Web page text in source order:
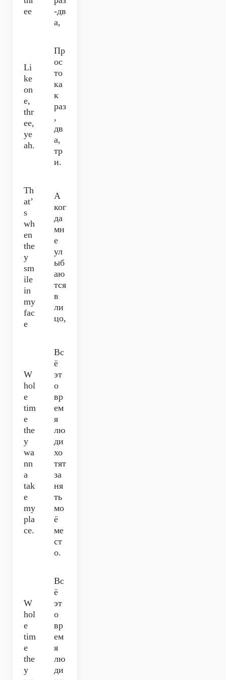
ee
-дв
а,
Li
ke
on
e,
thr
ee,
ye
ah.
Пр
ос
то
ка
к
раз
,
дв
а,
тр
и.
Th
at’
s
wh
en
the
y
sm
ile
in
my
fac
e
А
ког
да
мн
е
ул
ыб
аю
тся
в
ли
цо,
W
hol
e
tim
e
the
y
wa
nn
a
tak
e
my
pla
ce.
Вс
ё
эт
о
вр
ем
я
лю
ди
хо
тят
за
ня
ть
мо
ё
ме
ст
о.
W
hol
e
tim
e
the
y
Вс
ё
эт
о
вр
ем
я
лю
ди